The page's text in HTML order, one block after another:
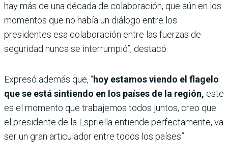
hay más de una década de colaboración, que aún en los
momentos que no había un diálogo entre los
presidentes esa colaboración entre las fuerzas de
seguridad nunca se interrumpió”, destacó.
Expresó además que, “hoy estamos viendo el flagelo
que se está sintiendo en los países de la región, este
es el momento que trabajemos todos juntos, creo que
el presidente de la Espriella entiende perfectamente, va
ser un gran articulador entre todos los países”.